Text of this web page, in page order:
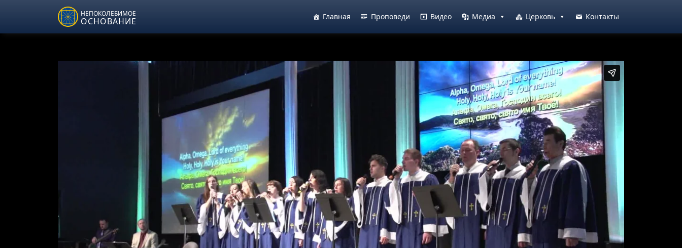
Skip to main content
НЕПОКОЛЕБИМОЕ
ОСНОВАНИЕ Главная Проповеди Видео Медиа Церковь Контакты